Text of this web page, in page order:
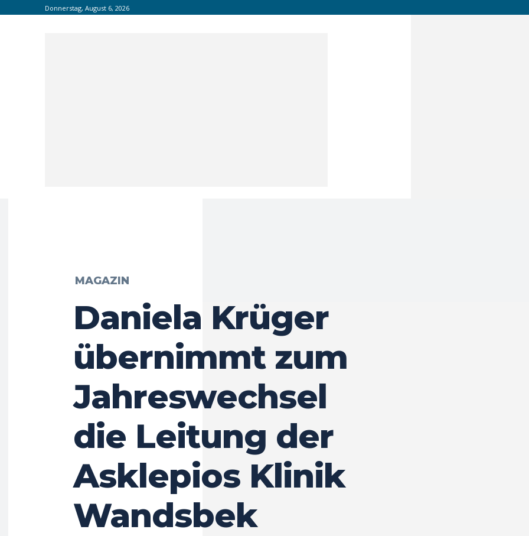
Donnerstag, August 6, 2026
MAGAZIN
Daniela Krüger
übernimmt zum
Jahreswechsel
die Leitung der
Asklepios Klinik
Wandsbek